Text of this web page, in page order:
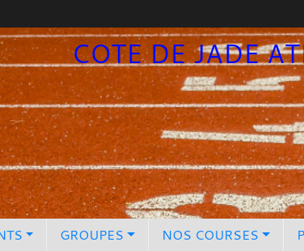
COTE DE JADE
GROUPES NOS COURSES